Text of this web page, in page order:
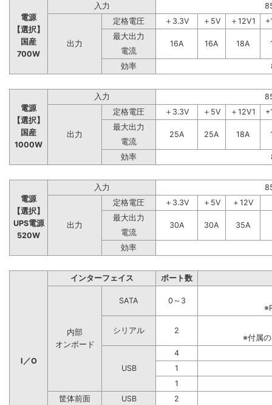
電源
【選択】
国産
700W
入力
出力
定格電圧 ＋3.3V ＋5V ＋12V1
最大出力
16A
16A 18A
電流
効率
電源
【選択】
国産
1000W
入力
出力
定格電圧 ＋3.3V ＋5V ＋12V1
最大出力
25A
25A 18A
電流
効率
電源
【選択】
UPS電源
520W
入力
出力
定格電圧 ＋3.3V ＋5V
＋12V
最大出力
30A
30A
35A
電流
効率
I／O
インターフェイス ポート数
内部
オンボード
SATA
0～3
シリアル
2
※付属
USB
4
1
1
筐体前面
USB 2